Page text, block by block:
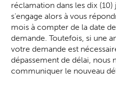
réclamation dans les dix
s’engage alors à vous
mois à compter de la date
demande. Toutefois, si une
votre demande est
dépassement de délai, nous
communiquer le nouveau